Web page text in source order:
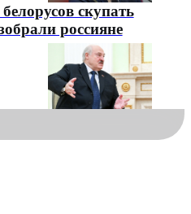
скупать
россияне